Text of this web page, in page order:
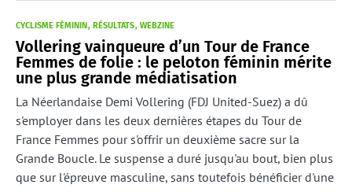
CYCLISME FÉMININ RÉSULTATS WEBZINE
Vollering vainqueure d’un Tour de France
Femmes de folie : le peloton féminin mérite
une plus grande médiatisation
La Néerlandaise Demi Vollering (FDJ United-Suez) a dû
s'employer dans les deux dernières étapes du Tour de
France Femmes pour s'offrir un deuxième sacre sur la
Grande Boucle. Le suspense a duré jusqu'au bout, bien plus
que sur l'épreuve masculine, sans toutefois bénéficier d'une